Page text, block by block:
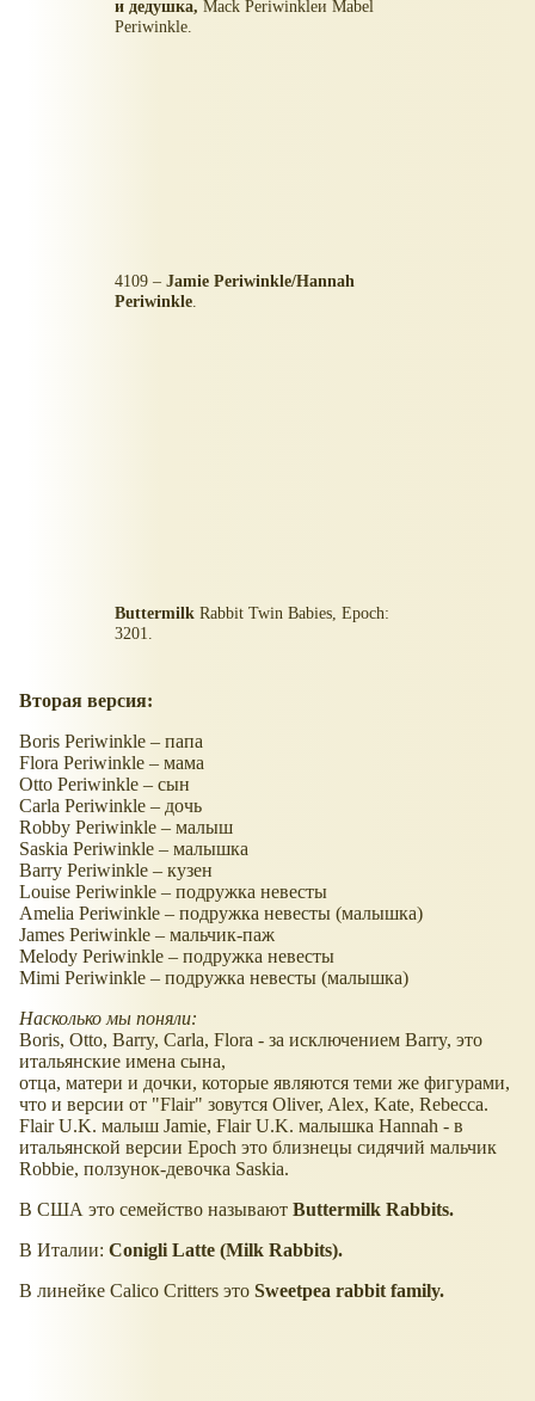
и дедушка, Mack Periwinkleи Mabel
Periwinkle.
4109 –Jamie Periwinkle/Hannah
Periwinkle.
ButtermilkRabbit Twin Babies, Epoch:
3201.
Вторая версия:
Boris Periwinkle – папа
Flora Periwinkle – мама
Otto Periwinkle – сын
Carla Periwinkle – дочь
Robby Periwinkle – малыш
Saskia Periwinkle – малышка
Barry Periwinkle – кузен
Louise Periwinkle – подружка невесты
Amelia Periwinkle – подружка невесты (малышка)
James Periwinkle – мальчик-паж
Melody Periwinkle – подружка невесты
Mimi Periwinkle – подружка невесты (малышка)
Насколько мы поняли:
Boris, Otto, Barry, Carla, Flora - за исключением Barry, это
итальянские имена сына,
отца, матери и дочки, которые являются теми же фигурами,
что и версии от "Flair" зовутся Oliver, Alex, Kate, Rebecca.
Flair U.K. малыш Jamie, Flair U.K. малышка Hannah - в
итальянской версии Epoch это близнецы сидячий мальчик
Robbie, ползунок-девочка Saskia.
В США это семейство называют Buttermilk Rabbits.
В Италии: Conigli Latte (Milk Rabbits).
В линейке Calico Critters это Sweetpea rabbit family.